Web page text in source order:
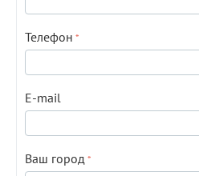
Телефон
E-mail
Ваш город